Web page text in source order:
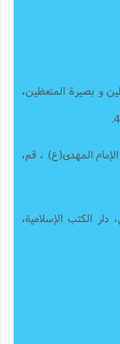
و بصیرة المتعظین،
المهدى‌(ع) ، قم،
الکتب الإسلامیة،